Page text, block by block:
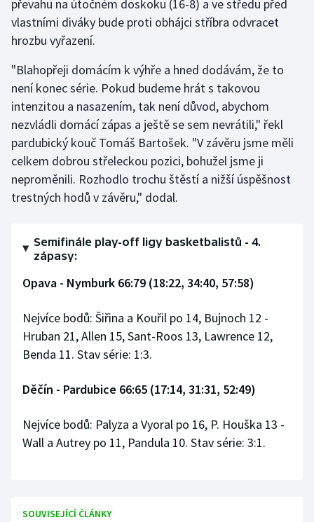
převahu na útočném doskoku (16-8) a ve středu před
vlastními diváky bude proti obhájci stříbra odvracet
hrozbu vyřazení.
"Blahopřeji domácím k výhře a hned dodávám, že to
není konec série. Pokud budeme hrát s takovou
intenzitou a nasazením, tak není důvod, abychom
nezvládli domácí zápas a ještě se sem nevrátili," řekl
pardubický kouč Tomáš Bartošek. "V závěru jsme měli
celkem dobrou střeleckou pozici, bohužel jsme ji
neproměnili. Rozhodlo trochu štěstí a nižší úspěšnost
trestných hodů v závěru," dodal.
Semifinále play-off ligy basketbalistů - 4.
zápasy:
Opava - Nymburk 66:79 (18:22, 34:40, 57:58)
Nejvíce bodů: Šiřina a Kouřil po 14, Bujnoch 12 -
Hruban 21, Allen 15, Sant-Roos 13, Lawrence 12,
Benda 11. Stav série: 1:3.
Děčín - Pardubice 66:65 (17:14, 31:31, 52:49)
Nejvíce bodů: Palyza a Vyoral po 16, P. Houška 13 -
Wall a Autrey po 11, Pandula 10. Stav série: 3:1.
SOUVISEJÍCÍ ČLÁNKY